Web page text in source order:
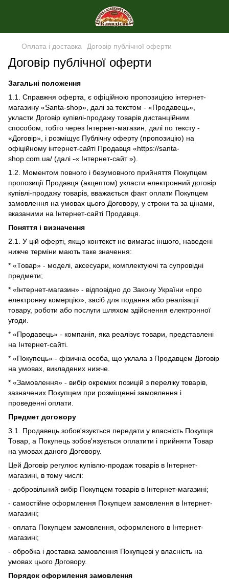
Оплата і доставка Договір публічної оферти
Договір публічної оферти
Загальні положення
1.1. Справжня оферта, є офіційною пропозицією інтернет-
магазину «Santa-shop», далі за текстом - «Продавець»,
укласти Договір купівлі-продажу товарів дистанційним
способом, тобто через Інтернет-магазин, далі по тексту -
«Договір», і розміщує Публічну оферту (пропозицію) на
офіційному інтернет-сайті Продавця «https://santa-
shop.com.ua/ (далі -« Інтернет-сайт »).
1.2. Моментом повного і безумовного прийняття Покупцем
пропозиції Продавця (акцептом) укласти електронний договір
купівлі-продажу товарів, вважається факт оплати Покупцем
замовлення на умовах цього Договору, у строки та за цінами,
вказаними на Інтернет-сайті Продавця.
Поняття і визначення
2.1. У цій оферті, якщо контекст не вимагає іншого, наведені
нижче терміни мають таке значення:
* «Товар» - моделі, аксесуари, комплектуючі та супровідні
предмети;
* «Інтернет-магазин» - відповідно до Закону України «про
електронну комерцію», засіб для подання або реалізації
товару, роботи або послуги шляхом здійснення електронної
угоди.
* «Продавець» - компанія, яка реалізує товари, представлені
на Інтернет-сайті.
* «Покупець» - фізична особа, що уклала з Продавцем Договір
на умовах, викладених нижче.
* «Замовлення» - вибір окремих позицій з переліку товарів,
зазначених Покупцем при розміщенні замовлення і
проведенні оплати.
Предмет договору
3.1. Продавець зобов'язується передати у власність Покупця
Товар, а Покупець зобов'язується оплатити і прийняти Товар
на умовах даного Договору.
Цей Договір регулює купівлю-продаж товарів в Інтернет-
магазині, в тому числі:
- добровільний вибір Покупцем товарів в Інтернет-магазині;
- самостійне оформлення Покупцем замовлення в Інтернет-
магазині;
- оплата Покупцем замовлення, оформленого в Інтернет-
магазині;
- обробка і доставка замовлення Покупцеві у власність на
умовах цього Договору.
Порядок оформлення замовлення